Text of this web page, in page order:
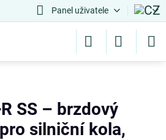
Panel uživatele
SS – brzdový
silniční kola,